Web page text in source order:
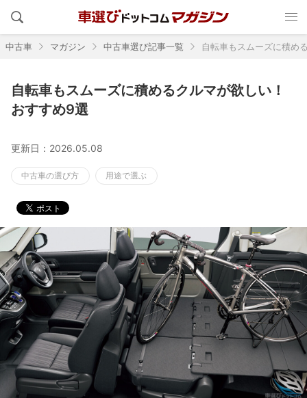
中古車 マガジン 中古車選び記事一覧 自転車もスムーズに積め
自転車もスムーズに積めるクルマが欲しい！
おすすめ9選
更新日：2026.05.08
中古車の選び方 用途で選ぶ